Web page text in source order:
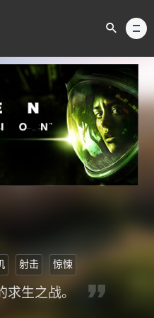
射击 惊悚
求生之战。